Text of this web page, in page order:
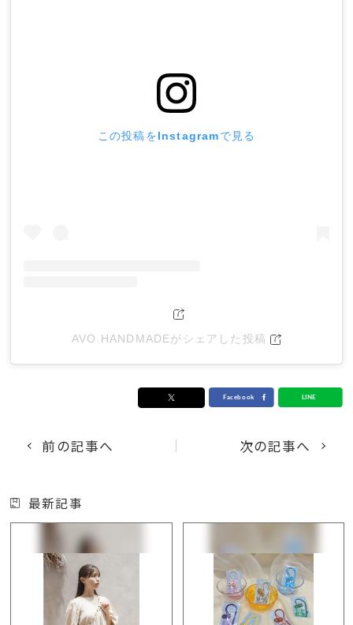
この投稿をInstagramで見る
AVO.HANDMADEがシェアした投稿
前の記事へ 次の記事へ
最新記事